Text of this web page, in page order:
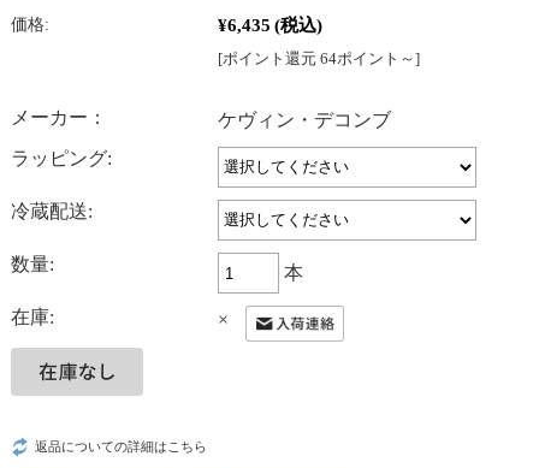
価格: ¥6,435 (税込)
[ポイント還元 64ポイント～]
メーカー：
ケヴィン・デコンブ
ラッピング:
冷蔵配送:
数量: 本
在庫: ×
返品についての詳細はこちら